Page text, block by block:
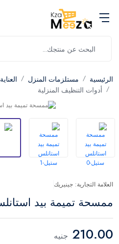
الرئيسية مستلزمات المنزل
أدوات التنظيف المنزلية
العلامة التجارية: جينيريك
ممسحة تميمة بيد
210.00 جنيه